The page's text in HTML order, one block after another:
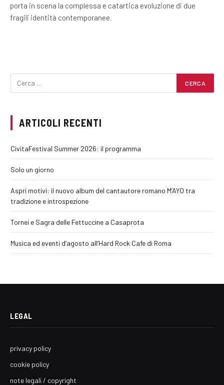
porta in scena la complessa e catartica evoluzione di due
fragili identità contemporanee.
ARTICOLI RECENTI
CivitaFestival Summer 2026: il programma
Solo un giorno
Aspri motivi: il nuovo album del cantautore romano M’AYO tra
tradizione e introspezione
Tornei e Sagra delle Fettuccine a Casaprota
Musica ed eventi d’agosto all’Hard Rock Cafe di Roma
LEGAL
privacy policy
cookie policy
note legali / copyright